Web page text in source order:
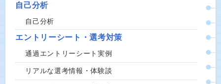
自己分析
自己分析
エントリーシート・選考対策
通過エントリーシート実例
リアルな選考情報・体験談